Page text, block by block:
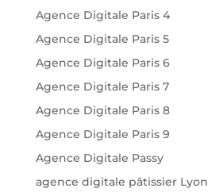
Agence Digitale Paris 4
Agence Digitale Paris 5
Agence Digitale Paris 6
Agence Digitale Paris 7
Agence Digitale Paris 8
Agence Digitale Paris 9
Agence Digitale Passy
agence digitale pâtissier Lyon